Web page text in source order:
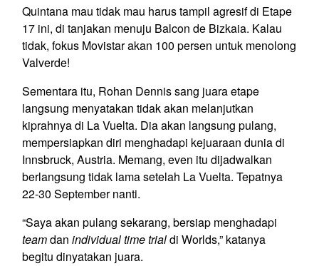
Quintana mau tidak mau harus tampil agresif di Etape
17 ini, di tanjakan menuju Balcon de Bizkaia. Kalau
tidak, fokus Movistar akan 100 persen untuk menolong
Valverde!
Sementara itu, Rohan Dennis sang juara etape
langsung menyatakan tidak akan melanjutkan
kiprahnya di La Vuelta. Dia akan langsung pulang,
mempersiapkan diri menghadapi kejuaraan dunia di
Innsbruck, Austria. Memang, even itu dijadwalkan
berlangsung tidak lama setelah La Vuelta. Tepatnya
22-30 September nanti.
“Saya akan pulang sekarang, bersiap menghadapi
teamdan individual time trialdi Worlds,” katanya
begitu dinyatakan juara.